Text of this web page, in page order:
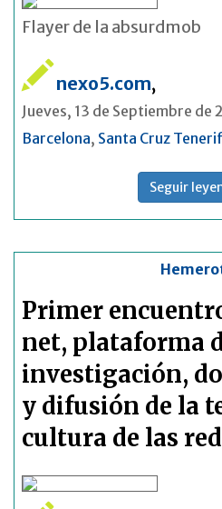
Flayer de la absurdmob
nexo5.com,
Jueves, 13 de Septiembre de
Barcelona, Santa Cruz
Seguir
Primer
net, plataforma
investigación,
y difusión de la
cultura de las